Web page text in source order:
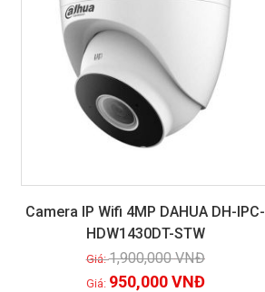
Xem chi tiết
Camera IP Wifi 4MP DAHUA DH-IPC-
HDW1430DT-STW
1,900,000VNĐ
950,000VNĐ